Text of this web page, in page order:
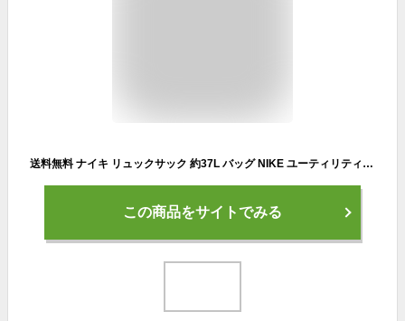
送料無料 ナイキ リュックサック 約37L バッグ NIKE ユーティリティ エリート バックパック2.0 ユニセックス スポーツバッグ 多機能 鞄 通勤 ビジネス 通学 普段使い カジュアル 普段使い メンズリュック カバン デイパック ブランド かばん/FN4173-010【ギフト不可】
この商品をサイトでみる